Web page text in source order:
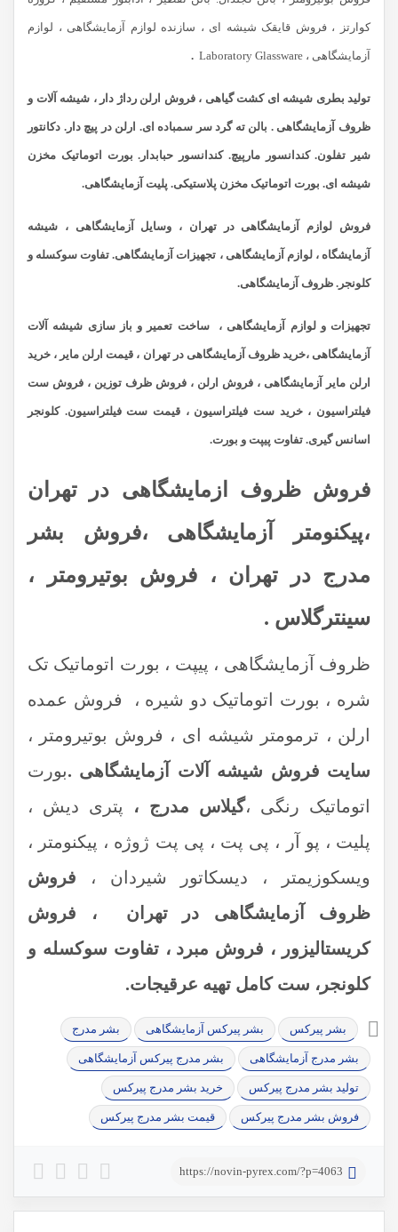
کوارتز ، فروش قایقک شیشه ای ، سازنده لوازم آزمایشگاهی ، لوازم
آزمایشگاهی ، Laboratory Glassware .
تولید بطری شیشه ای کشت گیاهی ، فروش ارلن رداژ دار ، شیشه آلات و
ظروف آزمایشگاهی . بالن ته گرد سر سمباده ای. ارلن در پیچ دار. دکانتور
شیر تفلون. کندانسور مارپیچ. کندانسور حبابدار. بورت اتوماتیک مخزن
شیشه ای. بورت اتوماتیک مخزن پلاستیکی. پلیت آزمایشگاهی.
فروش لوازم آزمایشگاهی در تهران ، وسایل آزمایشگاهی ، شیشه
آزمایشگاه ، لوازم آزمایشگاهی ، تجهیزات آزمایشگاهی. تفاوت سوکسله و
کلونجر. ظروف آزمایشگاهی.
تجهیزات و لوازم آزمایشگاهی ، ساخت تعمیر و باز سازی شیشه آلات
آزمایشگاهی ،خرید ظروف آزمایشگاهی در تهران ، قیمت ارلن مایر ، خرید
ارلن مایر آزمایشگاهی ، فروش ارلن ، فروش ظرف توزین ، فروش ست
فیلتراسیون ، خرید ست فیلتراسیون ، قیمت ست فیلتراسیون. کلونجر
اسانس گیری. تفاوت پیپت و بورت.
فروش ظروف ازمایشگاهی در تهران
،پیکنومتر آزمایشگاهی ،فروش بشر
مدرج در تهران ، فروش بوتیرومتر ،
سینترگلاس .
ظروف آزمایشگاهی ، پیپت ، بورت اتوماتیک تک
شره ، بورت اتوماتیک دو شیره ، فروش عمده
ارلن ، ترمومتر شیشه ای ، فروش بوتیرومتر ،
سایت فروش شیشه آلات آزمایشگاهی .بورت
اتوماتیک رنگی ،گیلاس مدرج ،
پتری دیش ،
پلیت ، پو آر ، پی پت ، پی پت ژوژه ، پیکنومتر ،
ویسکوزیمتر ، دیسکاتور شیردان ، فروش
ظروف آزمایشگاهی در تهران ، فروش
کریستالیزور ، فروش مبرد ، تفاوت سوکسله و
کلونجر، ست کامل تهیه عرقیجات.
بشر پیرکس بشر پیرکس آزمایشگاهی بشر مدرج
بشر مدرج آزمایشگاهی بشر مدرج پیرکس آزمایشگاهی
تولید بشر مدرج پیرکس خرید بشر مدرج پیرکس
فروش بشر مدرج پیرکس قیمت بشر مدرج پیرکس
https://novin-pyrex.com/?p=4063